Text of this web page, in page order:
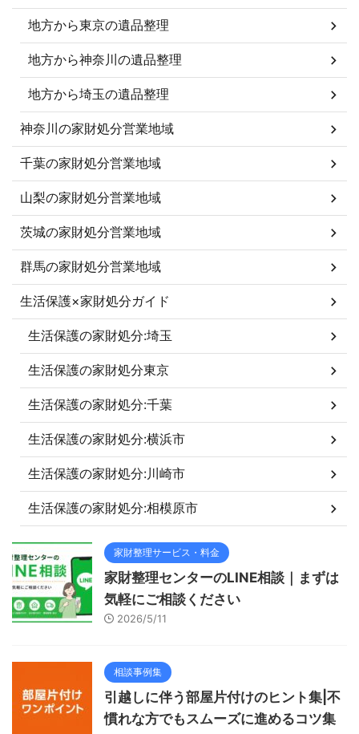
地方から東京の遺品整理
地方から神奈川の遺品整理
地方から埼玉の遺品整理
神奈川の家財処分営業地域
千葉の家財処分営業地域
山梨の家財処分営業地域
茨城の家財処分営業地域
群馬の家財処分営業地域
生活保護×家財処分ガイド
生活保護の家財処分:埼玉
生活保護の家財処分東京
生活保護の家財処分:千葉
生活保護の家財処分:横浜市
生活保護の家財処分:川崎市
生活保護の家財処分:相模原市
家財整理サービス・料金
家財整理センターのLINE相談｜まずは
気軽にご相談ください
2026/5/11
相談事例集
引越しに伴う部屋片付けのヒント集|不
慣れな方でもスムーズに進めるコツ集